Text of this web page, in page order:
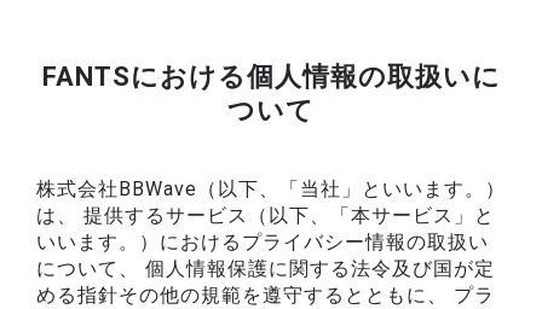
FANTSにおける個人情報の取扱いに
ついて
株式会社BBWave（以下、「当社」といいます。）
は、 提供するサービス（以下、「本サービス」と
いいます。）におけるプライバシー情報の取扱い
について、 個人情報保護に関する法令及び国が定
める指針その他の規範を遵守するとともに、 プラ